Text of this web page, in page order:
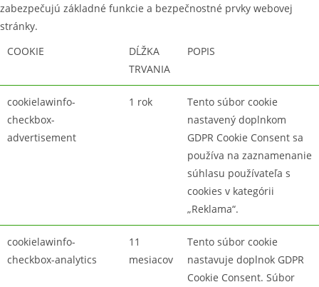
zabezpečujú základné funkcie a bezpečnostné prvky webovej
stránky.
COOKIE
DĹŽKA
TRVANIA
POPIS
cookielawinfo-
checkbox-
advertisement
1 rok
Tento súbor cookie
nastavený doplnkom
GDPR Cookie Consent sa
používa na zaznamenanie
súhlasu používateľa s
cookies v kategórii
„Reklama“.
cookielawinfo-
checkbox-analytics
11
mesiacov
Tento súbor cookie
nastavuje doplnok GDPR
Cookie Consent. Súbor